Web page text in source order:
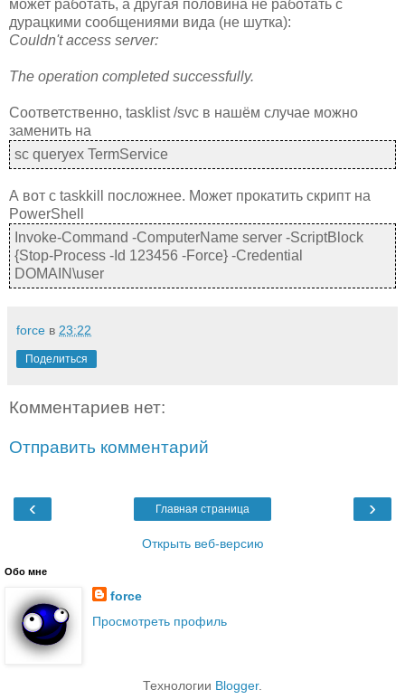
может работать, а другая половина не работать с
дурацкими сообщениями вида (не шутка):
Couldn't access server:
The operation completed successfully.
Соответственно, tasklist /svc в нашём случае можно
заменить на
sc queryex TermService
А вот с taskkill посложнее. Может прокатить скрипт на
PowerShell
Invoke-Command -ComputerName server -ScriptBlock
{Stop-Process -Id 123456 -Force} -Credential
DOMAIN\user
force в 23:22
Поделиться
Комментариев нет:
Отправить комментарий
‹ ›
Главная страница
Открыть веб-версию
Обо мне
force
Просмотреть профиль
Технологии Blogger.